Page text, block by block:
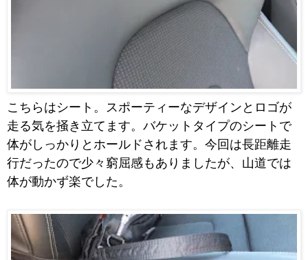
こちらはシート。スポーティーなデザインとロゴが
走る気を掻き立てます。バケットタイプのシートで
体がしっかりとホールドされます。今回は長距離走
行だったので少々窮屈感もありましたが、山道では
体が動かず楽でした。